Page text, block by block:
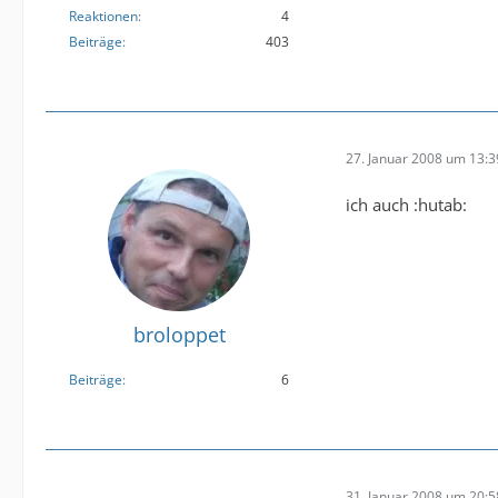
Reaktionen
4
Beiträge
403
broloppet
Beiträge 6
27. Januar 2008 um
ich auch :hutab: